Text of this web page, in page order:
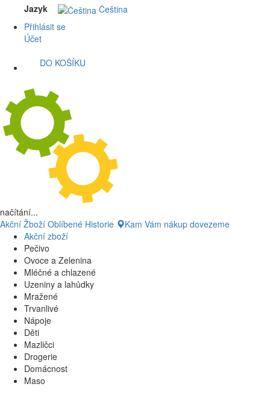
Jazyk
Čeština
Přihlásit se
Účet
DO KOŠÍKU
načítání...
Akční Žboží Oblíbené Historie
Kam Vám nákup dovezeme
Akční zboží
Pečivo
Ovoce a Zelenina
Mléčné a chlazené
Uzeniny a lahůdky
Mražené
Trvanlivé
Nápoje
Děti
Mazličci
Drogerie
Domácnost
Maso